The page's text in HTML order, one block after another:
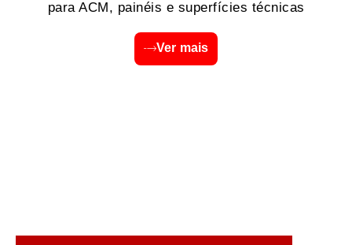
para ACM, painéis e superfícies técnicas
Ver mais